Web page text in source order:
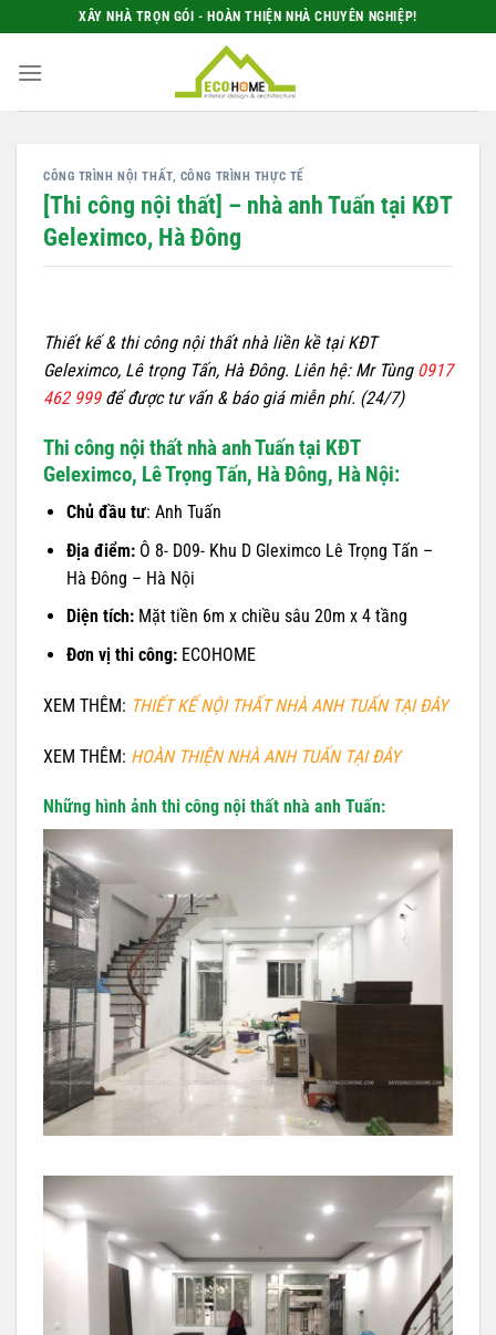
qua
nội
XÂY NHÀ TRỌN GÓI - HOÀN THIỆN NHÀ CHUYÊN NGHIỆP!
CÔNG TRÌNH NỘI THẤT, CÔNG TRÌNH THỰC TẾ
[Thi công nội thất] – nhà anh Tuấn tại KĐT
Geleximco, Hà Đông
Thiết kế & thi công nội thất nhà liền kề tại KĐT
Geleximco, Lê trọng Tấn, Hà Đông. Liên hệ: Mr Tùng 0917
462 999để được tư vấn & báo giá miễn phí. (24/7)
Thi công nội thất nhà anh Tuấn tại KĐT
Geleximco, Lê Trọng Tấn, Hà Đông, Hà Nội:
Chủ đầu tư: Anh Tuấn
Địa điểm:Ô 8- D09- Khu D Gleximco Lê Trọng Tấn –
Hà Đông – Hà Nội
Diện tích:Mặt tiền 6m x chiều sâu 20m x 4 tầng
Đơn vị thi công:ECOHOME
XEM THÊM: THIẾT KẾ NỘI THẤT NHÀ ANH TUẤN TẠI ĐÂY
XEM THÊM: HOÀN THIỆN NHÀ ANH TUẤN TẠI ĐÂY
Những hình ảnh thi công nội thất nhà anh Tuấn: